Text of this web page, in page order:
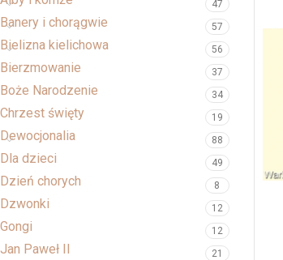
47
Banery i chorągwie 57
Bielizna kielichowa 56
Bierzmowanie 37
Boże Narodzenie 34
Chrzest święty 19
Dewocjonalia 88
Dla dzieci 49
Dzień chorych 8
Dzwonki 12
Gongi 12
Jan Paweł II 21